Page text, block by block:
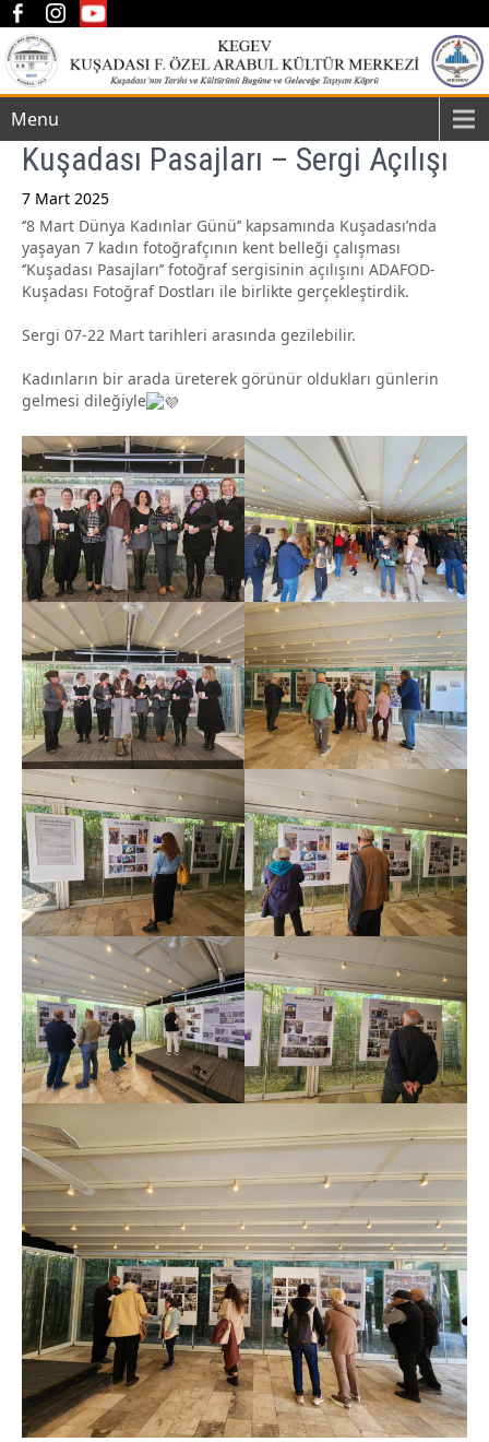
Menu
Kuşadası Pasajları – Sergi Açılışı
7 Mart 2025
‘’8 Mart Dünya Kadınlar Günü’’ kapsamında Kuşadası’nda
yaşayan 7 kadın fotoğrafçının kent belleği çalışması
‘’Kuşadası Pasajları’’ fotoğraf sergisinin açılışını ADAFOD-
Kuşadası Fotoğraf Dostları ile birlikte gerçekleştirdik.
Sergi 07-22 Mart tarihleri arasında gezilebilir.
Kadınların bir arada üreterek görünür oldukları günlerin
gelmesi dileğiyle
Post
navigation